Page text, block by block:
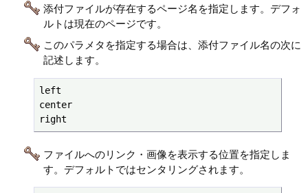
添付ファイルが存在するページ名を指定します。デフォ
ルトは現在のページです。
このパラメタを指定する場合は、添付ファイル名の次に
記述します。
left
center
right
ファイルへのリンク・画像を表示する位置を指定しま
す。デフォルトではセンタリングされます。